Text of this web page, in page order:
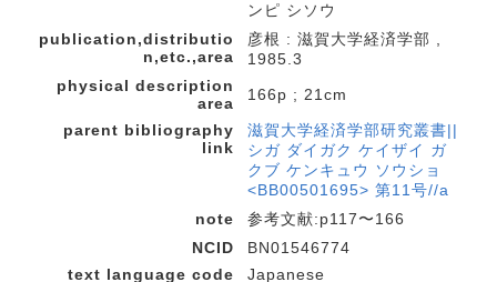
ンピ シソウ
publication,distributio
n,etc.,area
彦根 : 滋賀大学経済学部 ,
1985.3
physical description
area
166p ; 21cm
parent bibliography
link
滋賀大学経済学部研究叢書||
シガ ダイガク ケイザイ ガ
クブ ケンキュウ ソウショ
<BB00501695> 第11号//a
note
参考文献:p117〜166
NCID
BN01546774
text language code
Japanese